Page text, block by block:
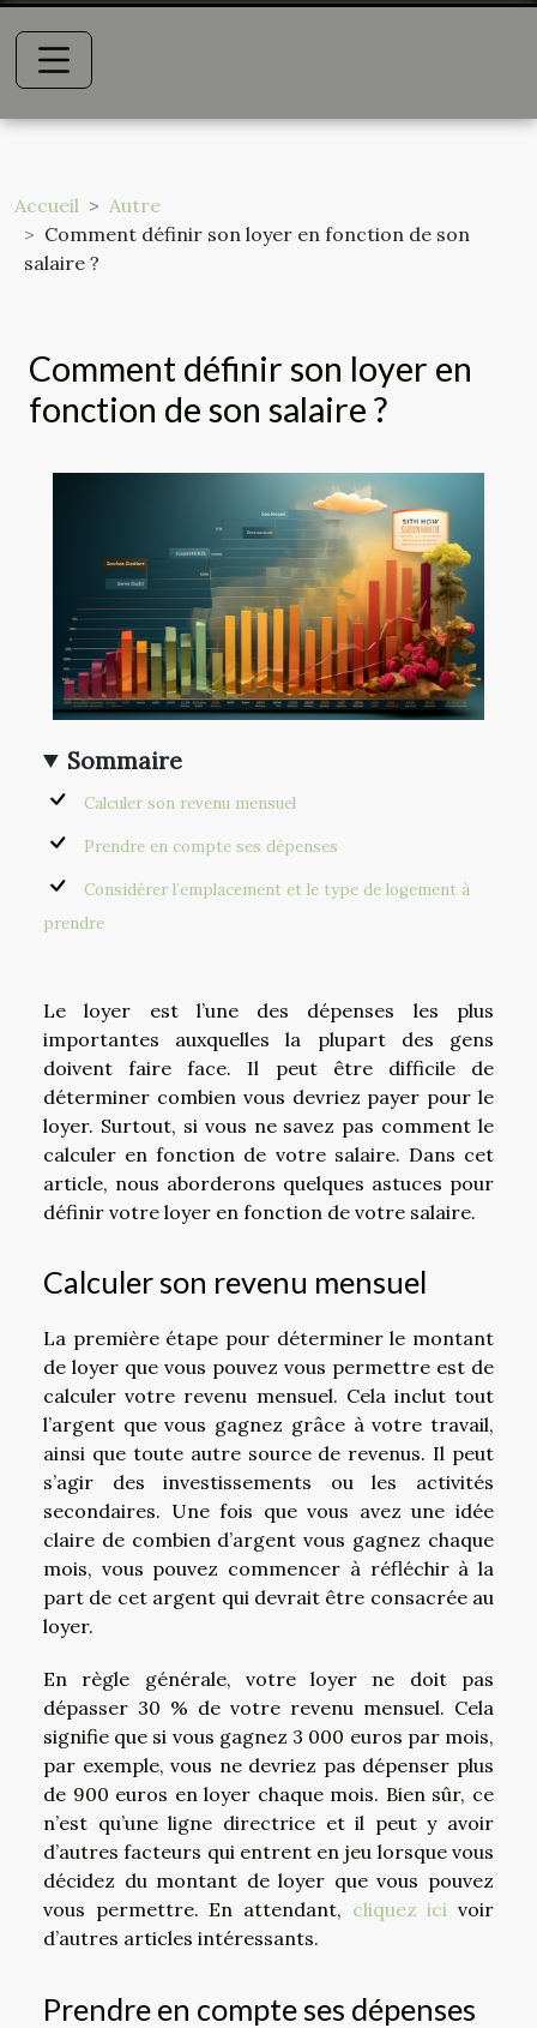
Accueil
Autre
Comment définir son loyer en fonction de son
salaire ?
Comment définir son loyer en
fonction de son salaire ?
Sommaire
Calculer son revenu mensuel
Prendre en compte ses dépenses
Considérer l’emplacement et le type de logement à
prendre
Le loyer est l’une des dépenses les plus
importantes auxquelles la plupart des gens
doivent faire face. Il peut être difficile de
déterminer combien vous devriez payer pour le
loyer. Surtout, si vous ne savez pas comment le
calculer en fonction de votre salaire. Dans cet
article, nous aborderons quelques astuces pour
définir votre loyer en fonction de votre salaire.
Calculer son revenu mensuel
La première étape pour déterminer le montant
de loyer que vous pouvez vous permettre est de
calculer votre revenu mensuel. Cela inclut tout
l’argent que vous gagnez grâce à votre travail,
ainsi que toute autre source de revenus. Il peut
s’agir des investissements ou les activités
secondaires. Une fois que vous avez une idée
claire de combien d’argent vous gagnez chaque
mois, vous pouvez commencer à réfléchir à la
part de cet argent qui devrait être consacrée au
loyer.
En règle générale, votre loyer ne doit pas
dépasser 30 % de votre revenu mensuel. Cela
signifie que si vous gagnez 3 000 euros par mois,
par exemple, vous ne devriez pas dépenser plus
de 900 euros en loyer chaque mois. Bien sûr, ce
n’est qu’une ligne directrice et il peut y avoir
d’autres facteurs qui entrent en jeu lorsque vous
décidez du montant de loyer que vous pouvez
vous permettre. En attendant, cliquez ici voir
d’autres articles intéressants.
Prendre en compte ses dépenses